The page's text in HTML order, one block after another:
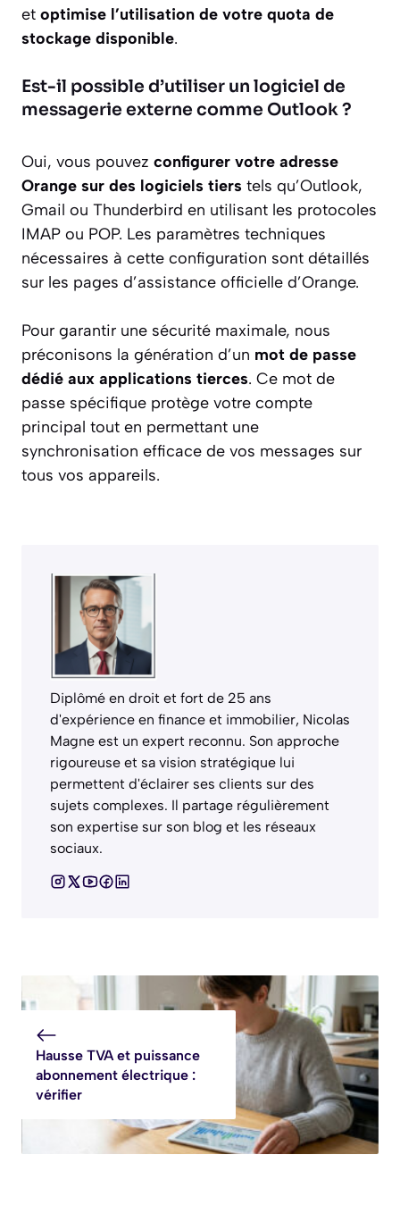
et optimise l’utilisation de votre quota de
stockage disponible.
Est-il possible d’utiliser un logiciel de
messagerie externe comme Outlook ?
Oui, vous pouvez configurer votre adresse
Orange sur des logiciels tiers tels qu’Outlook,
Gmail ou Thunderbird en utilisant les protocoles
IMAP ou POP. Les paramètres techniques
nécessaires à cette configuration sont détaillés
sur les pages d’assistance officielle d’Orange.
Pour garantir une sécurité maximale, nous
préconisons la génération d’un mot de passe
dédié aux applications tierces. Ce mot de
passe spécifique protège votre compte
principal tout en permettant une
synchronisation efficace de vos messages sur
tous vos appareils.
Diplômé en droit et fort de 25 ans
d'expérience en finance et immobilier, Nicolas
Magne est un expert reconnu. Son approche
rigoureuse et sa vision stratégique lui
permettent d'éclairer ses clients sur des
sujets complexes. Il partage régulièrement
son expertise sur son blog et les réseaux
sociaux.
Hausse TVA et puissance
abonnement électrique :
vérifier